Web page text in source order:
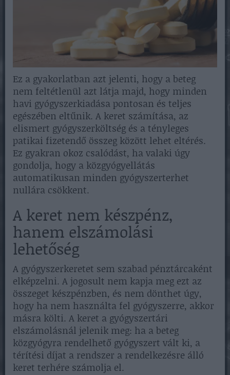
Ez a gyakorlatban azt jelenti, hogy a beteg
nem feltétlenül azt látja majd, hogy minden
havi gyógyszerkiadása pontosan és teljes
egészében eltűnik. A keret számítása, az
elismert gyógyszerköltség és a tényleges
patikai fizetendő összeg között lehet eltérés.
Ez gyakran okoz csalódást, ha valaki úgy
gondolja, hogy a közgyógyellátás
automatikusan minden gyógyszerterhet
nullára csökkent.
A keret nem készpénz,
hanem elszámolási
lehetőség
A gyógyszerkeretet sem szabad pénztárcaként
elképzelni. A jogosult nem kapja meg ezt az
összeget készpénzben, és nem dönthet úgy,
hogy ha nem használta fel gyógyszerre, akkor
másra költi. A keret a gyógyszertári
elszámolásnál jelenik meg: ha a beteg
közgyógyra rendelhető gyógyszert vált ki, a
térítési díjat a rendszer a rendelkezésre álló
keret terhére számolja el.